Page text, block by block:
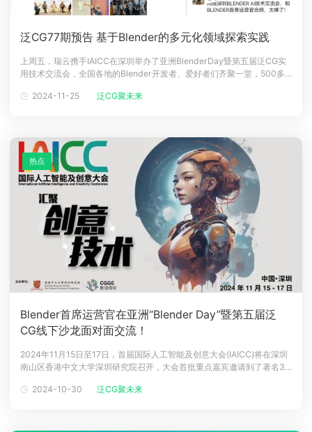
泛CG77期预告 基于Blender的多元化领域探索实践
上周五，瑞云携手IAICC在深圳举办了亚洲BlenderDay暨第五届泛CG实
用技术交流会，全国各地的Blender开发者、爱好者们齐聚一堂，500多
享嘉宾和报名参会的小伙伴们遗憾未能到场，疯狂call瑞宝有直播回放吗?
2024-11-25 泛CG聚未来
Blender首席运营官在亚洲“Blender Day”暨第五届泛
CG线下沙龙面对面交流！
2024年11月15日至17日，首届国际人工智能及创意大会(IAICC)将在深圳
南山区香港中文大学深圳研究院召开，大会首批重点嘉宾邀请到了著名3D
生，并将11月15日大会首日主题设置为Blender Day(Blender 主题日)，
2024-10-30 泛CG聚未来
热点